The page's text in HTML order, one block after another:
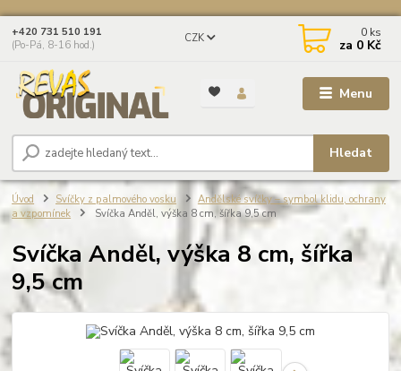
Menu
CZK
Hledat
+420 731 510 191
(Po-Pá, 8-16 hod.)
0 ks
za 0 Kč
Úvod Svíčky z palmového vosku
Andělské svíčky – symbol klidu, ochrany
a vzpomínek
Svíčka Anděl, výška 8 cm, šířka 9,5 cm
Svíčka Anděl, výška 8 cm, šířka
9,5 cm